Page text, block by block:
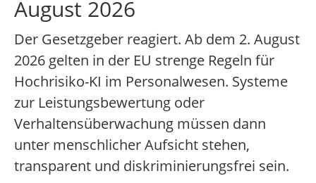
August 2026
Der Gesetzgeber reagiert. Ab dem 2. August
2026 gelten in der EU strenge Regeln für
Hochrisiko-KI im Personalwesen. Systeme
zur Leistungsbewertung oder
Verhaltensüberwachung müssen dann
unter menschlicher Aufsicht stehen,
transparent und diskriminierungsfrei sein.